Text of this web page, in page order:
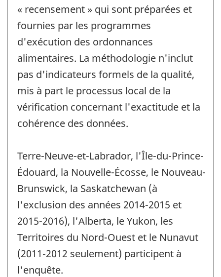
« recensement » qui sont préparées et
fournies par les programmes
d'exécution des ordonnances
alimentaires. La méthodologie n'inclut
pas d'indicateurs formels de la qualité,
mis à part le processus local de la
vérification concernant l'exactitude et la
cohérence des données.
Terre-Neuve-et-Labrador, l'Île-du-Prince-
Édouard, la Nouvelle-Écosse, le Nouveau-
Brunswick, la Saskatchewan (à
l'exclusion des années 2014-2015 et
2015-2016), l'Alberta, le Yukon, les
Territoires du Nord-Ouest et le Nunavut
(2011-2012 seulement) participent à
l'enquête.